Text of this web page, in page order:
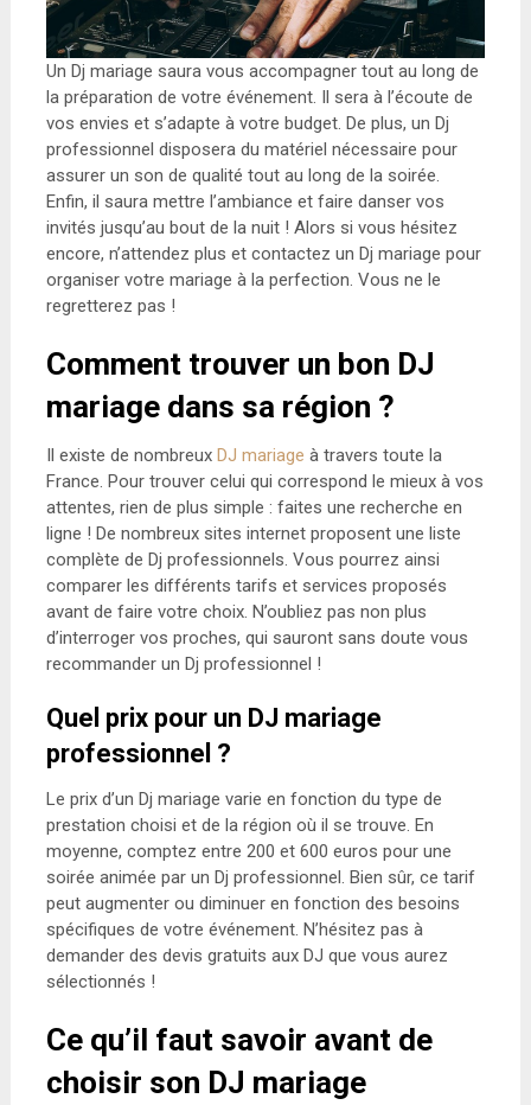
Un Dj mariage saura vous accompagner tout au long de
la préparation de votre événement. Il sera à l’écoute de
vos envies et s’adapte à votre budget. De plus, un Dj
professionnel disposera du matériel nécessaire pour
assurer un son de qualité tout au long de la soirée.
Enfin, il saura mettre l’ambiance et faire danser vos
invités jusqu’au bout de la nuit ! Alors si vous hésitez
encore, n’attendez plus et contactez un Dj mariage pour
organiser votre mariage à la perfection. Vous ne le
regretterez pas !
Comment trouver un bon DJ
mariage dans sa région ?
Il existe de nombreux DJ mariage à travers toute la
France. Pour trouver celui qui correspond le mieux à vos
attentes, rien de plus simple : faites une recherche en
ligne ! De nombreux sites internet proposent une liste
complète de Dj professionnels. Vous pourrez ainsi
comparer les différents tarifs et services proposés
avant de faire votre choix. N’oubliez pas non plus
d’interroger vos proches, qui sauront sans doute vous
recommander un Dj professionnel !
Quel prix pour un DJ mariage
professionnel ?
Le prix d’un Dj mariage varie en fonction du type de
prestation choisi et de la région où il se trouve. En
moyenne, comptez entre 200 et 600 euros pour une
soirée animée par un Dj professionnel. Bien sûr, ce tarif
peut augmenter ou diminuer en fonction des besoins
spécifiques de votre événement. N’hésitez pas à
demander des devis gratuits aux DJ que vous aurez
sélectionnés !
Ce qu’il faut savoir avant de
choisir son DJ mariage